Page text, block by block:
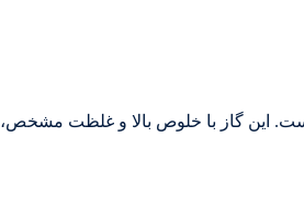
است. این گاز با خلوص بالا و غلظت مشخص،